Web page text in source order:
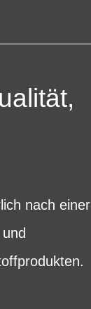
nach einer